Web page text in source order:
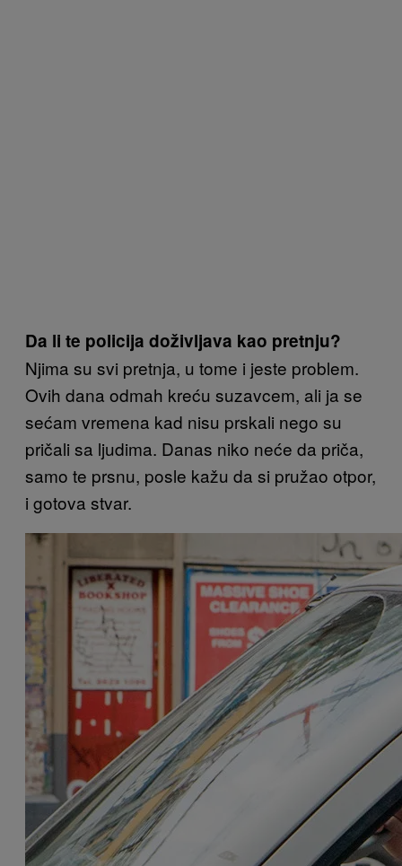
Da li te policija doživljava kao pretnju?
Njima su svi pretnja, u tome i jeste problem.
Ovih dana odmah kreću suzavcem, ali ja se
sećam vremena kad nisu prskali nego su
pričali sa ljudima. Danas niko neće da priča,
samo te prsnu, posle kažu da si pružao otpor,
i gotova stvar.